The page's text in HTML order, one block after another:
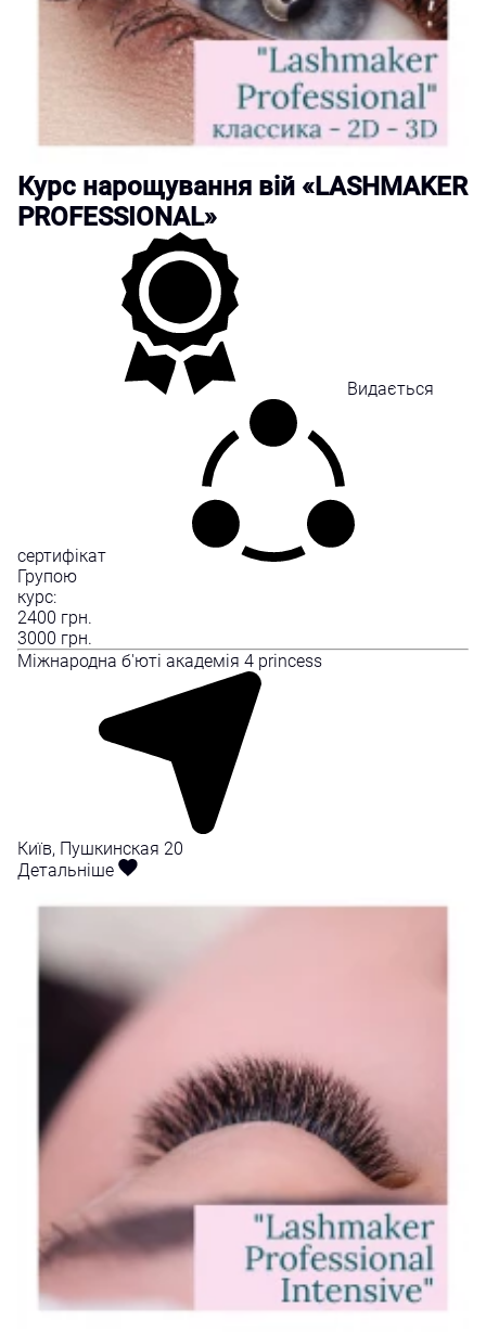
Курс нарощування вій «LASHMAKER
PROFESSIONAL»
Видається
сертифікат
Групою
курс:
2400 грн.
3000 грн.
Міжнародна б'юті академія 4 princess
Київ, Пушкинская 20
Детальніше